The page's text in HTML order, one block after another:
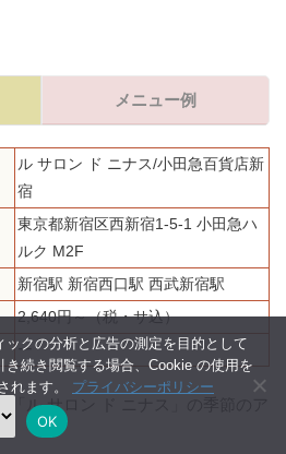
メニュー例
ル サロン ド ニナス/小田急百貨店新
宿
東京都新宿区西新宿1-5-1 小田急ハ
ルク M2F
新宿駅 新宿西口駅 西武新宿駅
2,640円～（税・サ込）
ー
「ル サロン ド ニナス」の季節のア
ックの分析と広告の測定を目的として
続き閲覧する場合、Cookie の使用を
れます。 プライバシーポリシー
OK